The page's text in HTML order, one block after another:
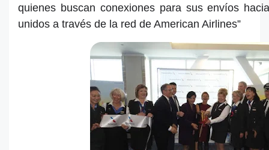
quienes buscan conexiones para sus envíos
unidos a través de la red de American Airlines”